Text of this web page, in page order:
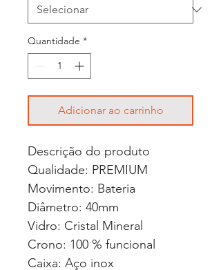
Quantidade *
Adicionar ao carrinho
Descrição do produto
Qualidade: PREMIUM
Movimento: Bateria
Diâmetro: 40mm
Vidro: Cristal Mineral
Crono: 100 % funcional
Caixa: Aço inox